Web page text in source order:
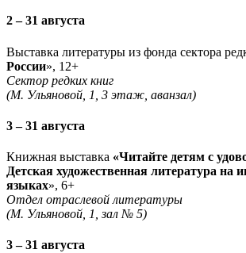
2 – 31 августа
Выставка литературы из фонда сектора
России», 12+
Сектор редких книг
(М. Ульяновой, 1, 3 этаж, аванзал)
3 – 31 августа
Книжная выставка «Читайте детям с
Детская художественная литература на
языках», 6+
Отдел отраслевой литературы
(М. Ульяновой, 1, зал № 5)
3 – 31 августа